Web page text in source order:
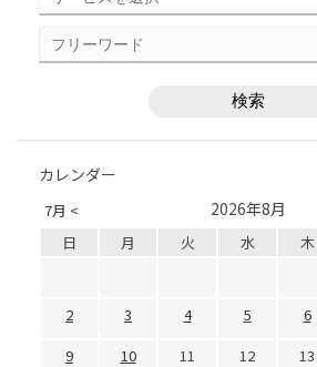
カレンダー
7月 < 2026年8月
日 月 火 水 木
2
3 4 5 6
9
10 11 12 13